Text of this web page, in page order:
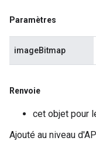
Paramètres
imageBitmap
Renvoie
cet objet pour
Ajouté au niveau